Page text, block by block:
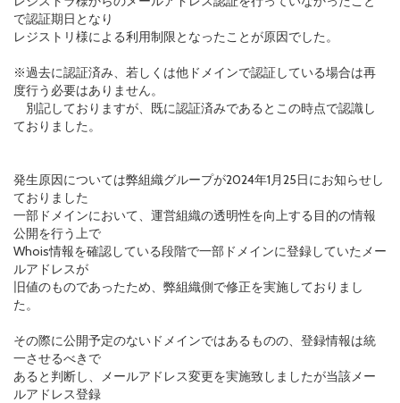
で認証期日となり
レジストリ様による利用制限となったことが原因でした。
※過去に認証済み、若しくは他ドメインで認証している場合は再
度行う必要はありません。
別記しておりますが、既に認証済みであるとこの時点で認識し
ておりました。
発生原因については弊組織グループが2024年1月25日にお知らせし
ておりました
一部ドメインにおいて、運営組織の透明性を向上する目的の情報
公開を行う上で
Whois情報を確認している段階で一部ドメインに登録していたメー
ルアドレスが
旧値のものであったため、弊組織側で修正を実施しておりまし
た。
その際に公開予定のないドメインではあるものの、登録情報は統
一させるべきで
あると判断し、メールアドレス変更を実施致しましたが当該メー
ルアドレス登録